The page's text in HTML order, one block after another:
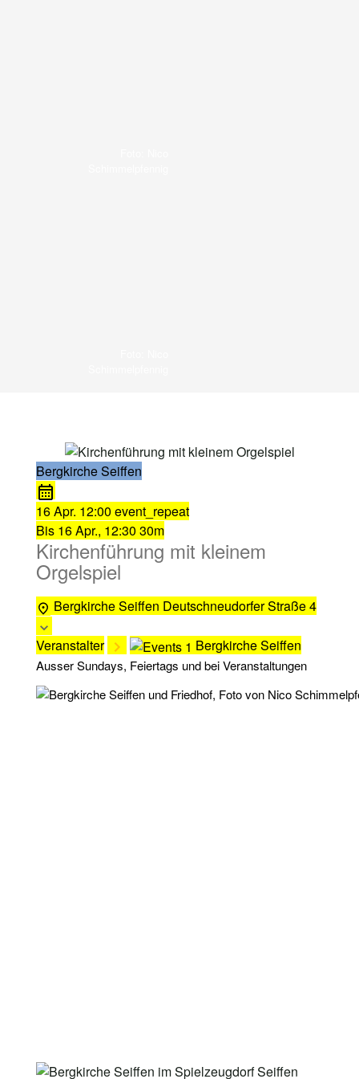
Bergkirche Seiffen
16 Apr. 12:00 event_repeat
Bis 16 Apr., 12:30 30m
Kirchenführung mit kleinem
Orgelspiel
Bergkirche Seiffen Deutschneudorfer Straße 4
Veranstalter Bergkirche Seiffen
Ausser Sundays, Feiertags und bei Veranstaltungen